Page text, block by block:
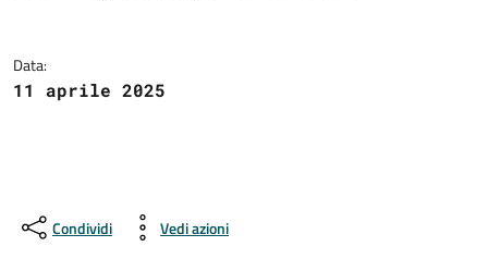
Data:
11 aprile 2025
Condividi Vedi azioni